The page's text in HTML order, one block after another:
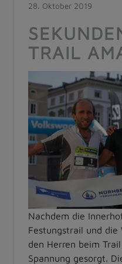
28. Oktober 2019
TRAIL
Nachdem die
Festungstrail und die
den Herren beim
Spannung gesorgt.